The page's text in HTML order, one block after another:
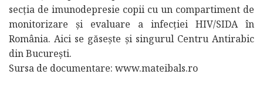
secția de imunodepresie copii cu un compartiment de
monitorizare și evaluare a infecției HIV/SIDA în
România. Aici se găsește și singurul Centru Antirabic
din București.
Sursa de documentare: www.mateibals.ro